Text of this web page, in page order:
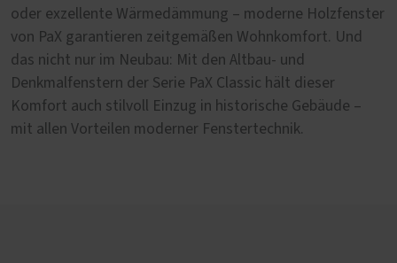
oder exzellente Wärmedämmung – moderne Holzfenster
von PaX garantieren zeitgemäßen Wohnkomfort. Und
das nicht nur im Neubau: Mit den Altbau- und
Denkmalfenstern der Serie PaX Classic hält dieser
Komfort auch stilvoll Einzug in historische Gebäude –
mit allen Vorteilen moderner Fenstertechnik.